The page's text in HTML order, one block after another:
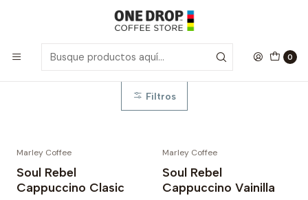
0
Inicio Cappuccino
Cappuccino
Filtros
-10%
Marley Coffee
Soul Rebel
Cappuccino Clasic
-10%
Marley Coffee
Soul Rebel
Cappuccino Vainilla